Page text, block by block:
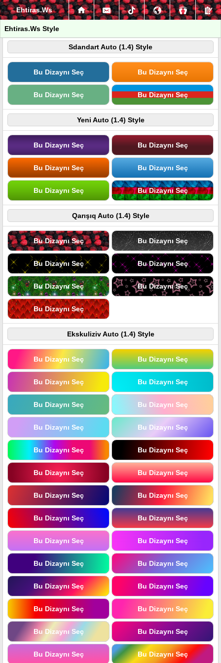
Ehtiras.Ws
Ehtiras.Ws Style
Sdandart Auto (1.4) Style
Bu Dizaynı Seç Bu Dizaynı Seç
Bu Dizaynı Seç Bu Dizaynı Seç
Yeni Auto (1.4) Style
Bu Dizaynı Seç Bu Dizaynı Seç
Bu Dizaynı Seç Bu Dizaynı Seç
Bu Dizaynı Seç Bu Dizaynı Seç
Qarışıq Auto (1.4) Style
Bu Dizaynı Seç Bu Dizaynı Seç
Bu Dizaynı Seç Bu Dizaynı Seç
Bu Dizaynı Seç Bu Dizaynı Seç
Bu Dizaynı Seç
Ekskuliziv Auto (1.4) Style
Bu Dizaynı Seç Bu Dizaynı Seç
Bu Dizaynı Seç Bu Dizaynı Seç
Bu Dizaynı Seç Bu Dizaynı Seç
Bu Dizaynı Seç Bu Dizaynı Seç
Bu Dizaynı Seç Bu Dizaynı Seç
Bu Dizaynı Seç Bu Dizaynı Seç
Bu Dizaynı Seç Bu Dizaynı Seç
Bu Dizaynı Seç Bu Dizaynı Seç
Bu Dizaynı Seç Bu Dizaynı Seç
Bu Dizaynı Seç Bu Dizaynı Seç
Bu Dizaynı Seç Bu Dizaynı Seç
Bu Dizaynı Seç Bu Dizaynı Seç
Bu Dizaynı Seç Bu Dizaynı Seç
Bu Dizaynı Seç Bu Dizaynı Seç